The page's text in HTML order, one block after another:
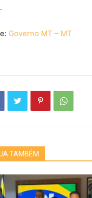
Governo MT – MT
TAMBÉM